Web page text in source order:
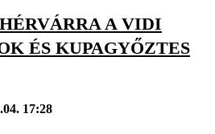
A VIDI
ÉS KUPAGYŐZTES
17:28